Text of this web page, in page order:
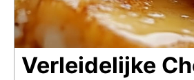
Verleidelijke